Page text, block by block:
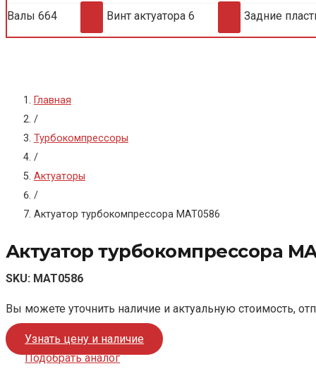
Валы 664 Винт актуатора 6 Задние
Главная
/
Турбокомпрессоры
/
Актуаторы
/
Актуатор турбокомпрессора MAT0586
Актуатор турбокомпрессора
SKU: MAT0586
Вы можете уточнить наличие и актуальную стоимость,
Узнать цену и наличие
Подобрать аналог